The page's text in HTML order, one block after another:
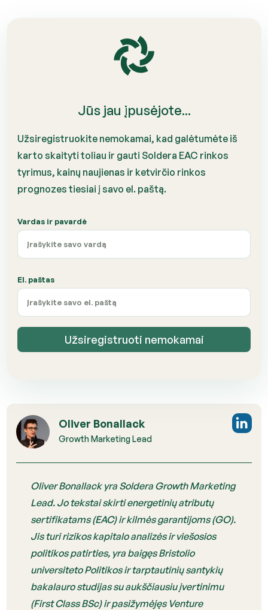
Jūs jau įpusėjote...
Užsiregistruokite nemokamai, kad galėtumėte iš
karto skaityti toliau ir gauti Soldera EAC rinkos
tyrimus, kainų naujienas ir ketvirčio rinkos
prognozes tiesiai į savo el. paštą.
Vardas ir pavardė
El. paštas
Užsiregistruoti nemokamai
Oliver Bonallack
Growth Marketing Lead
Oliver Bonallack yra Soldera Growth Marketing
Lead. Jo tekstai skirti energetinių atributų
sertifikatams (EAC) ir kilmės garantijoms (GO).
Jis turi rizikos kapitalo analizės ir viešosios
politikos patirties, yra baigęs Bristolio
universiteto Politikos ir tarptautinių santykių
bakalauro studijas su aukščiausiu įvertinimu
(First Class BSc) ir pasižymėjęs Venture